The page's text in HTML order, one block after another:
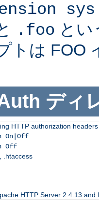
.foo と
トは FOO
ディ
HTTP authorization
On|Off
Off
.htaccess
HTTP Server 2.4.13 and